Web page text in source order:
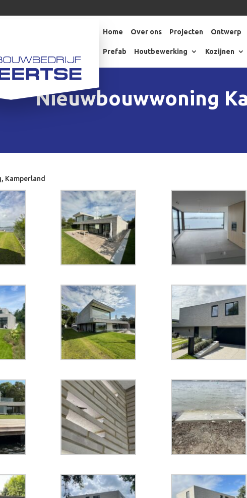
Home Over ons Projecten Ontwerp
Prefab Houtbewerking Kozijnen
Nieuwbouwwoning
Kamperland